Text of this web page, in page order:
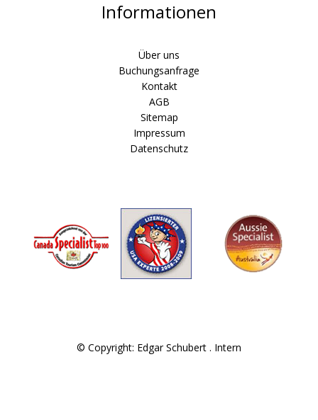
Informationen
Über uns
Buchungsanfrage
Kontakt
AGB
Sitemap
Impressum
Datenschutz
© Copyright: Edgar Schubert . Intern